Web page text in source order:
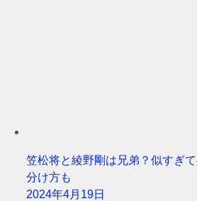
笠松将と綾野剛は兄弟？似すぎ
分け方も
2024年4月19日